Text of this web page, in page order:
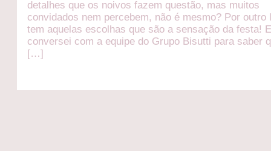
detalhes que os noivos fazem questão, mas muitos
convidados nem percebem, não é mesmo? Por outro
tem aquelas escolhas que são a sensação da festa!
conversei com a equipe do Grupo Bisutti para saber
[…]